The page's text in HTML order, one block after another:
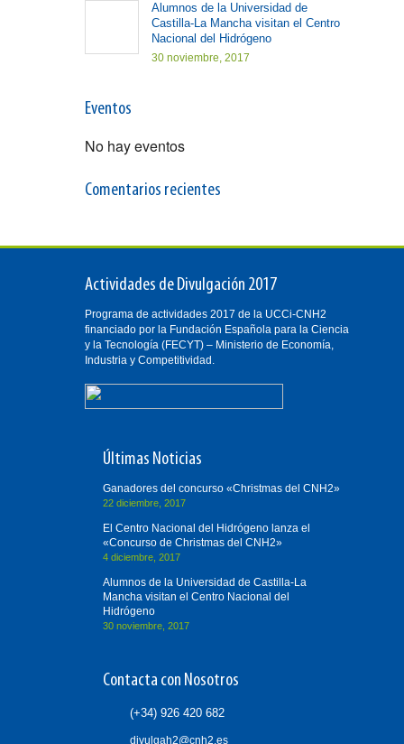
Alumnos de la Universidad de
Castilla-La Mancha visitan el Centro
Nacional del Hidrógeno
30 noviembre, 2017
Eventos
No hay eventos
Comentarios recientes
Actividades de Divulgación 2017
Programa de actividades 2017 de la UCCi-CNH2
financiado por la Fundación Española para la Ciencia
y la Tecnología (FECYT) – Ministerio de Economía,
Industria y Competitividad.
Últimas Noticias
Ganadores del concurso «Christmas del CNH2»
22 diciembre, 2017
El Centro Nacional del Hidrógeno lanza el
«Concurso de Christmas del CNH2»
4 diciembre, 2017
Alumnos de la Universidad de Castilla-La
Mancha visitan el Centro Nacional del
Hidrógeno
30 noviembre, 2017
Contacta con Nosotros
(+34) 926 420 682
divulgah2@cnh2.es